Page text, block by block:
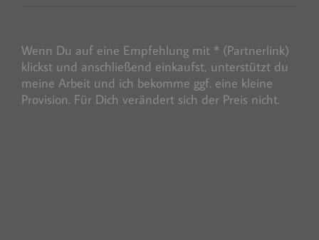
Wenn Du auf eine Empfehlung mit * (Partnerlink)
klickst und anschließend einkaufst, unterstützt du
meine Arbeit und ich bekomme ggf. eine kleine
Provision. Für Dich verändert sich der Preis nicht.